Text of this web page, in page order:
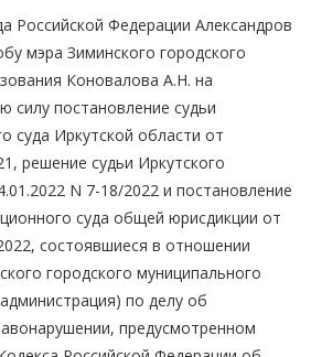
Российской Федерации Александров
мэра Зиминского городского
Коновалова А.Н. на
силу постановление судьи
суда Иркутской области от
решение судьи Иркутского
N 7-18/2022 и постановление
суда общей юрисдикции от
состоявшиеся в отношении
городского муниципального
по делу об
предусмотренном